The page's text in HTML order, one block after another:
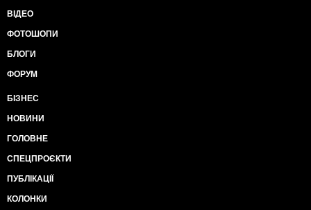
ВІДЕО
ФОТОШОПИ
БЛОГИ
ФОРУМ
БІЗНЕС
НОВИНИ
ГОЛОВНЕ
СПЕЦПРОЄКТИ
ПУБЛІКАЦІЇ
КОЛОНКИ